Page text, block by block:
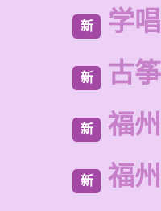
新 学
新 古
新 福
新 福